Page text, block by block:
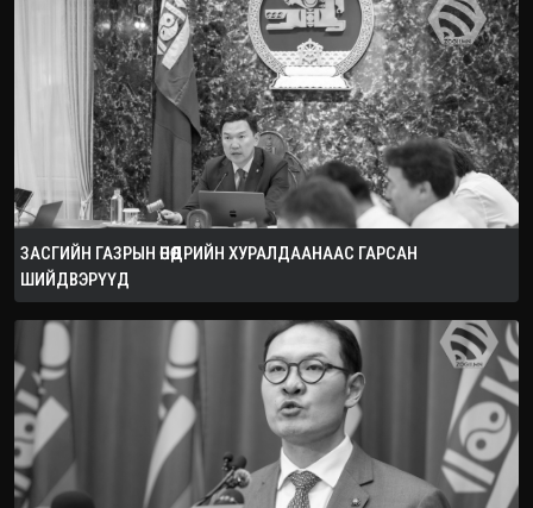
ЗАСГИЙН ГАЗРЫН ӨНӨӨДРИЙН ХУРАЛДААНААС ГАРСАН
ШИЙДВЭРҮҮД